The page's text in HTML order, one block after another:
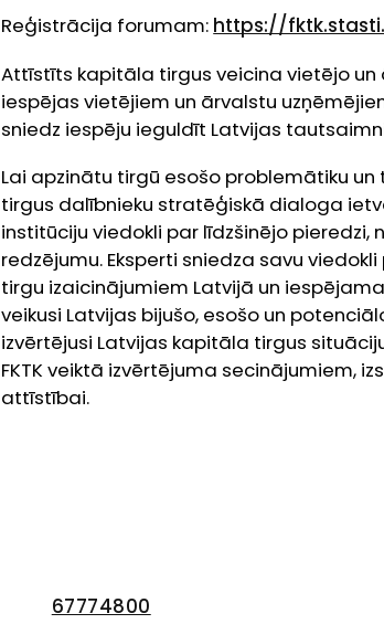
Reģistrācija forumam: https://
Attīstīts kapitāla tirgus veicina vietējo un
iespējas vietējiem un ārvalstu
sniedz iespēju ieguldīt Latvijas
Lai apzinātu tirgū esošo problemātiku un
tirgus dalībnieku stratēģiskā dialoga
institūciju viedokli par līdzšinējo
redzējumu. Eksperti sniedza savu
tirgu izaicinājumiem Latvijā un
veikusi Latvijas bijušo, esošo un
izvērtējusi Latvijas kapitāla tirgus
FKTK veiktā izvērtējuma secinājumiem,
attīstībai.
67774800